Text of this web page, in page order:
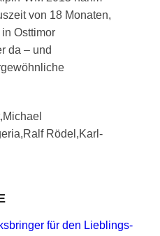
von 18 Monaten,
Osttimor
da – und
Rödel,Karl-
für den Lieblings-